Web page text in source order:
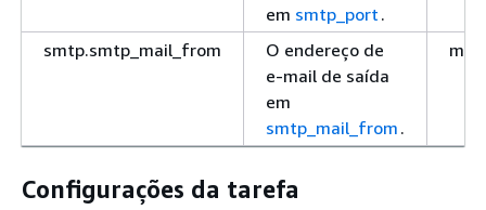
em smtp_port .
smtp.smtp_mail_from
O endereço de
e-mail de saída
em
smtp_mail_from .
Configurações da tarefa